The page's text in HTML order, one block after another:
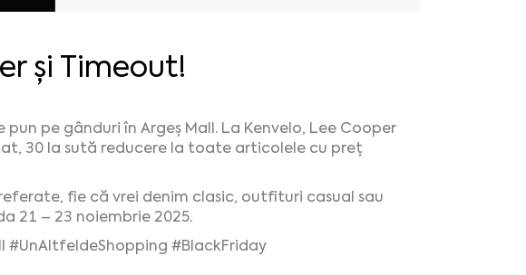
și Timeout!
pe gânduri în Argeș Mall. La Kenvelo, Lee Cooper
30 la sută reducere la toate articolele cu preț
fie că vrei denim clasic, outfituri casual sau
21 – 23 noiembrie 2025.
#UnAltfeldeShopping #BlackFriday